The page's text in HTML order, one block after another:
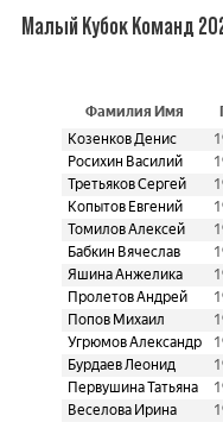
Малый Кубок Команд
Фамилия Имя
Козенков Денис
Росихин Василий
Третьяков Сергей
Копытов Евгений
Томилов Алексей
Бабкин Вячеслав
Яшина Анжелика
Пролетов Андрей
Попов Михаил
Угрюмов Александр
Бурдаев Леонид
Первушина Татьяна
Веселова Ирина